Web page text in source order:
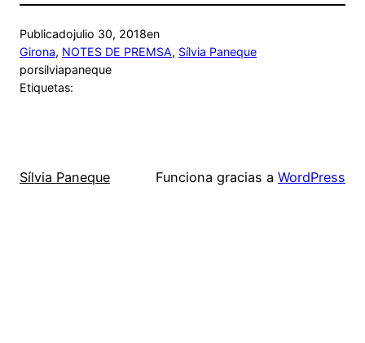
Publicadojulio 30, 2018en
Girona, NOTES DE PREMSA, Sílvia Paneque
porsilviapaneque
Etiquetas:
Sílvia Paneque Funciona gracias a WordPress